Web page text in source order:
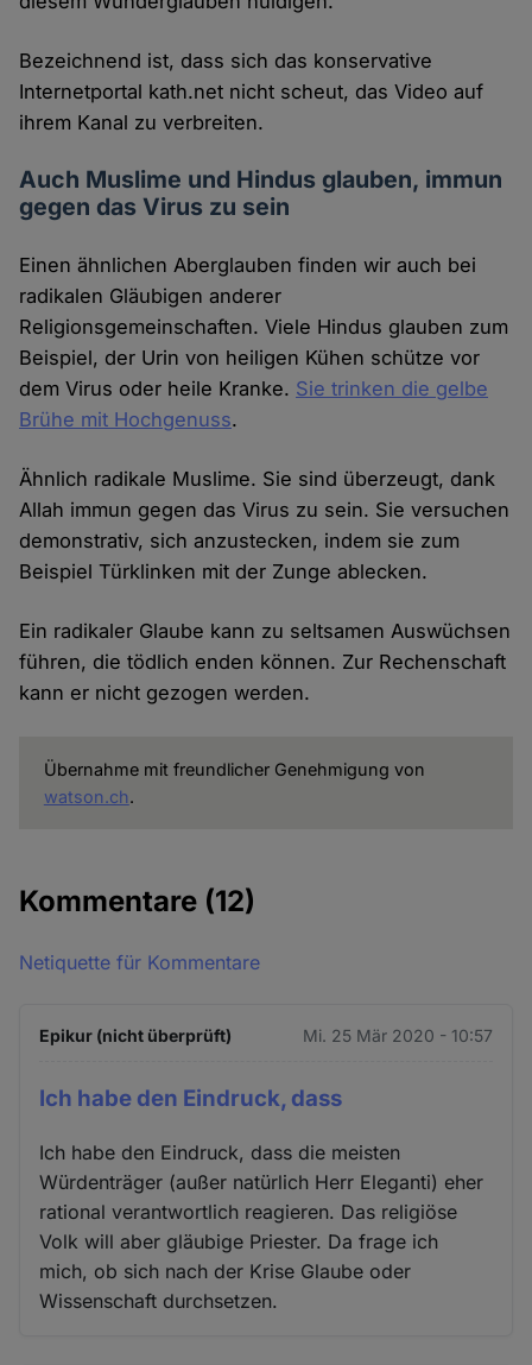
Bezeichnend ist, dass sich das konservative
Internetportal kath.net nicht scheut, das Video auf
ihrem Kanal zu verbreiten.
Auch Muslime und Hindus glauben, immun
gegen das Virus zu sein
Einen ähnlichen Aberglauben finden wir auch bei
radikalen Gläubigen anderer
Religionsgemeinschaften. Viele Hindus glauben zum
Beispiel, der Urin von heiligen Kühen schütze vor
dem Virus oder heile Kranke. Sie trinken die gelbe
Brühe mit Hochgenuss.
Ähnlich radikale Muslime. Sie sind überzeugt, dank
Allah immun gegen das Virus zu sein. Sie versuchen
demonstrativ, sich anzustecken, indem sie zum
Beispiel Türklinken mit der Zunge ablecken.
Ein radikaler Glaube kann zu seltsamen Auswüchsen
führen, die tödlich enden können. Zur Rechenschaft
kann er nicht gezogen werden.
Übernahme mit freundlicher Genehmigung von
watson.ch.
Kommentare (12)
Netiquette für Kommentare
Epikur (nicht überprüft) Mi. 25 Mär 2020 - 10:57
Ich habe den Eindruck, dass
Ich habe den Eindruck, dass die meisten
Würdenträger (außer natürlich Herr Eleganti) eher
rational verantwortlich reagieren. Das religiöse
Volk will aber gläubige Priester. Da frage ich
mich, ob sich nach der Krise Glaube oder
Wissenschaft durchsetzen.